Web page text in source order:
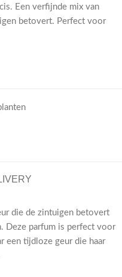
Een verfijnde mix van
betovert. Perfect voor
die de zintuigen betovert
Deze parfum is perfect voor
een tijdloze geur die haar